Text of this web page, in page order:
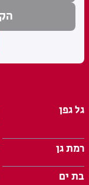
גל גפן
רמת גן
בת ים